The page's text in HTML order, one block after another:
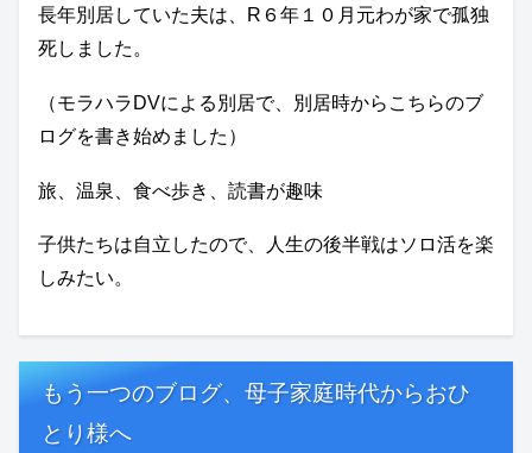
長年別居していた夫は、R６年１０月元わが家で孤独
死しました。
（モラハラDVによる別居で、別居時からこちらのブ
ログを書き始めました）
旅、温泉、食べ歩き、読書が趣味
子供たちは自立したので、人生の後半戦はソロ活を楽
しみたい。
もう一つのブログ、母子家庭時代からおひ
とり様へ